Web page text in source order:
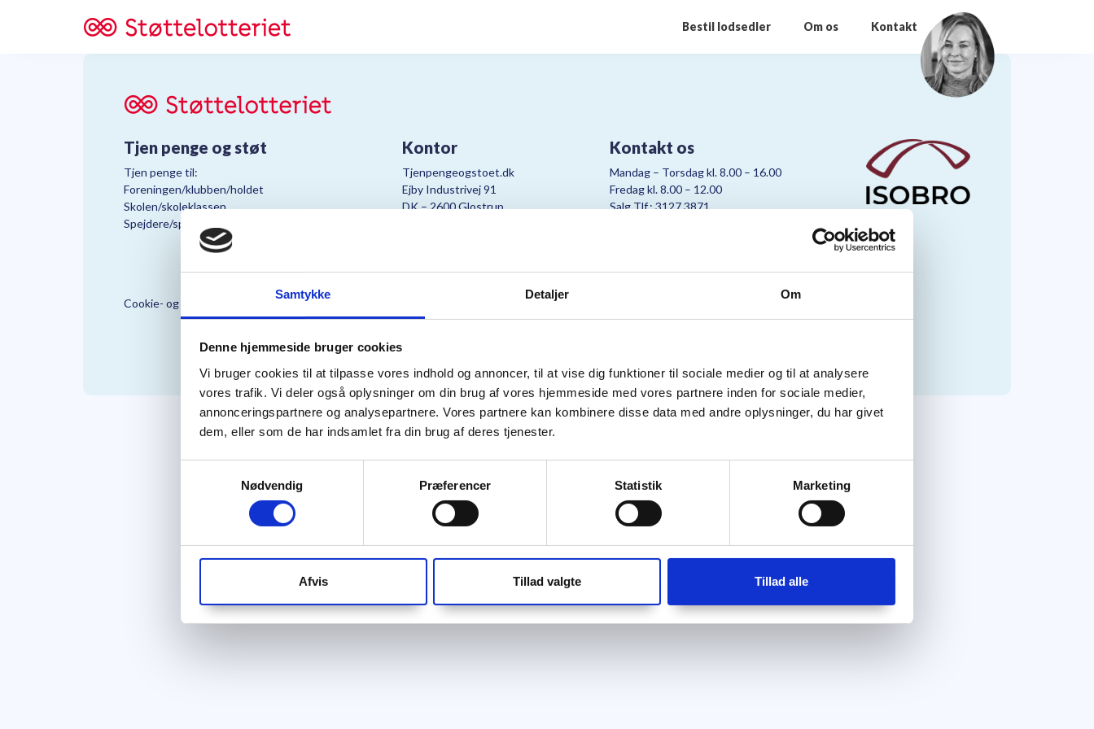
Samtykke Detaljer Om
Denne hjemmeside bruger cookies
Vi bruger cookies til at tilpasse vores indhold og annoncer, til at vise dig funktioner til sociale medier og til at analysere
vores trafik. Vi deler også oplysninger om din brug af vores hjemmeside med vores partnere inden for sociale medier,
annonceringspartnere og analysepartnere. Vores partnere kan kombinere disse data med andre oplysninger, du har givet
dem, eller som de har indsamlet fra din brug af deres tjenester.
Nødvendig
Præferencer Statistik Marketing
Afvis Tillad valgte Tillad alle
Bestil lodsedler Om os Kontakt
Tjen penge og støt
Tjen penge til:
Foreningen/klubben/holdet
Skolen/skoleklassen
Spejdere/spejdergruppen/FDF’ere, m.fl.
Kontor
Tjenpengeogstoet.dk
Ejby Industrivej 91
DK – 2600 Glostrup
Kontakt os
Mandag – Torsdag kl. 8.00 – 16.00
Fredag kl. 8.00 – 12.00
Salg Tlf.: 3127 3871
Cookie- og Persondatapolitik